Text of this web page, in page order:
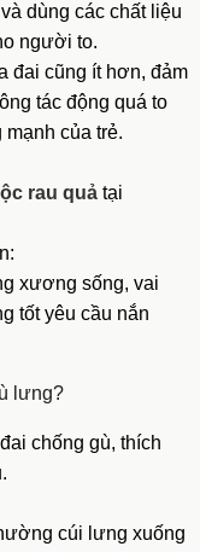
dùng các chất liệu
người to.
đai cũng ít hơn, đảm
tác động quá to
của trẻ.
rau quả tại
xương sống, vai
tốt yêu cầu nắn
lưng?
chống gù, thích
cúi lưng xuống